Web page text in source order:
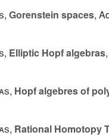
, Gorenstein spaces,
, Elliptic Hopf algebras
, Hopf algebres of
, Rational Homotopy